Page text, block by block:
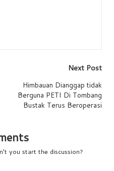
Next Post
Himbauan Dianggap tidak
Berguna PETI Di Tombang
Bustak Terus Beroperasi
you start the discussion?